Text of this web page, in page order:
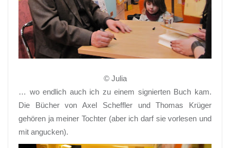
© Julia
… wo endlich auch ich zu einem signierten Buch kam.
Die Bücher von Axel Scheffler und Thomas Krüger
gehören ja meiner Tochter (aber ich darf sie vorlesen und
mit angucken).